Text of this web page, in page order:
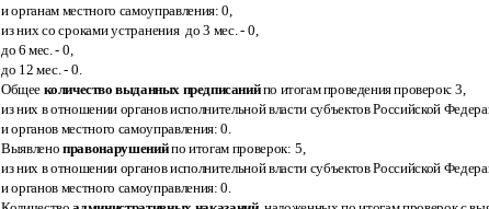
и органам местного самоуправления:0,
из них со сроками устранения до 3 мес. - 0,
до 6мес.- 0,
до 12 мес.- 0.
Общее количество выданных предписанийпо итогам проведения проверок: 3,
из них в отношении органов исполнительной власти субъектов Российской
и органов местного самоуправления:0.
Выявлено правонарушенийпо итогам проверок: 5,
из них в отношении органов исполнительной власти субъектов Российской
и органов местного самоуправления:0.